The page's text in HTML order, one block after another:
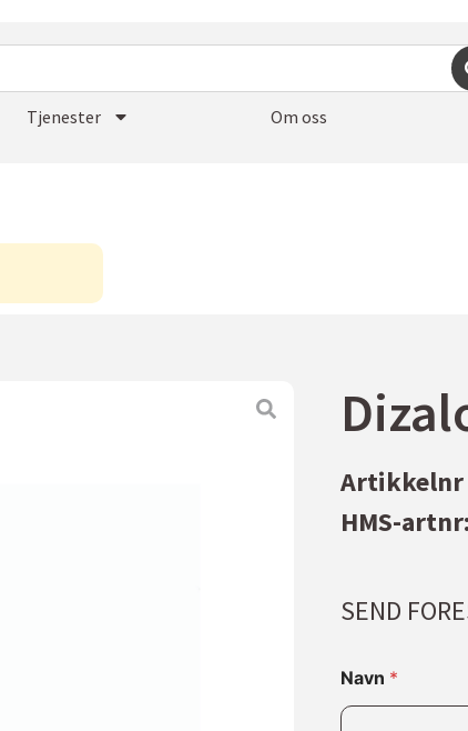
Tjenester Om oss
Artikkelnr
HMS-artnr:
SEND
a
v
Navn *